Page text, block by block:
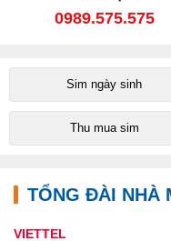
0989.575.575
Sim ngày sinh
Thu mua sim
TỔNG ĐÀI NHÀ
VIETTEL